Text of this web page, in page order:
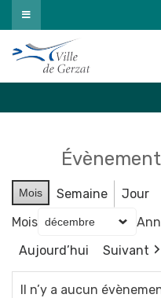
Passer
au
contenu
Mois Semaine
Jour
Mois
Aujourd’hui
Suivant
Il n’y a aucun